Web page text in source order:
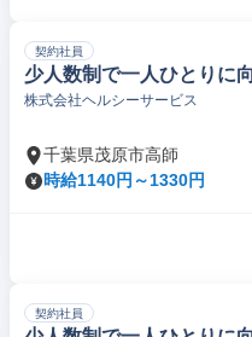
契約社員
少人数制で一人ひとりに
株式会社ヘルシーサービス
千葉県茂原市高師
時給1140円～1330円
契約社員